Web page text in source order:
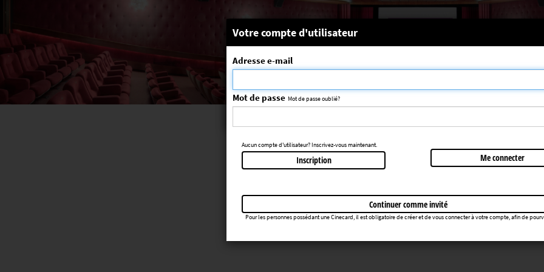
Message système
La séance choisie n'a pas été trouvée
Votre compte d'utilisateur
Adresse e-mail
Mot de passe Mot de passe oublié?
Aucun compte d'utilisateur? Inscrivez-vous maintenant.
Inscription Me connecter
Continuer comme invité
Pour les personnes possédant une Cinecard, il est obligatoire de créer et de vous connecter à votre compte, afin de